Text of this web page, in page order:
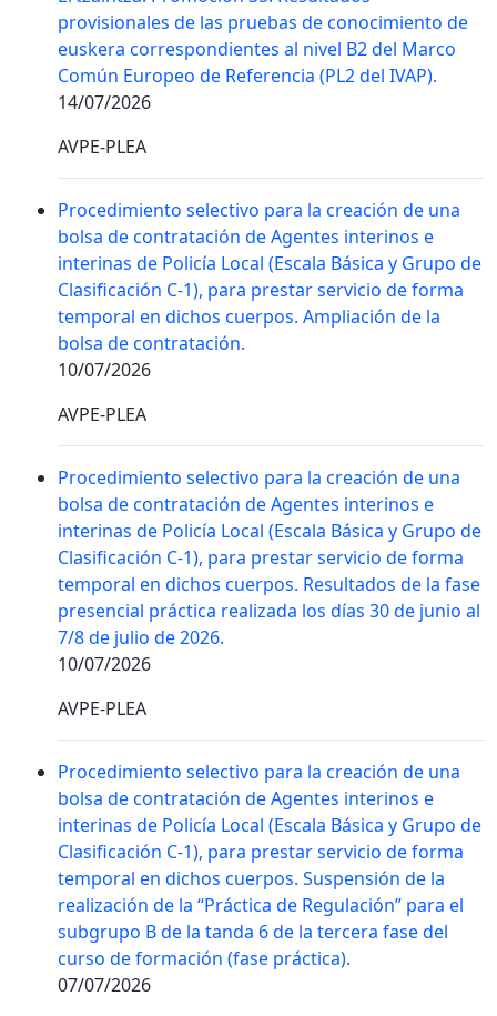
provisionales de las pruebas de conocimiento de
euskera correspondientes al nivel B2 del Marco
Común Europeo de Referencia (PL2 del IVAP).
14/07/2026
AVPE-PLEA
Procedimiento selectivo para la creación de una
bolsa de contratación de Agentes interinos e
interinas de Policía Local (Escala Básica y Grupo de
Clasificación C-1), para prestar servicio de forma
temporal en dichos cuerpos. Ampliación de la
bolsa de contratación.
10/07/2026
AVPE-PLEA
Procedimiento selectivo para la creación de una
bolsa de contratación de Agentes interinos e
interinas de Policía Local (Escala Básica y Grupo de
Clasificación C-1), para prestar servicio de forma
temporal en dichos cuerpos. Resultados de la fase
presencial práctica realizada los días 30 de junio al
7/8 de julio de 2026.
10/07/2026
AVPE-PLEA
Procedimiento selectivo para la creación de una
bolsa de contratación de Agentes interinos e
interinas de Policía Local (Escala Básica y Grupo de
Clasificación C-1), para prestar servicio de forma
temporal en dichos cuerpos. Suspensión de la
realización de la “Práctica de Regulación” para el
subgrupo B de la tanda 6 de la tercera fase del
curso de formación (fase práctica).
07/07/2026